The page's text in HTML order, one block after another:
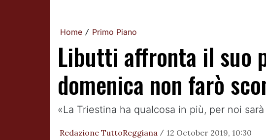
Home / Primo Piano
Libutti affronta il suo
domenica non farò
«La Triestina ha qualcosa in più, per noi sarà
Redazione TuttoReggiana / 12 October 2019, 10:30